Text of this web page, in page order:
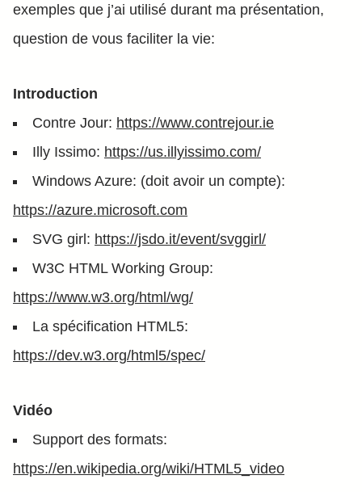
exemples que j’ai utilisé durant ma présentation,
question de vous faciliter la vie:
Introduction
Contre Jour: https://www.contrejour.ie
Illy Issimo: https://us.illyissimo.com/
Windows Azure: (doit avoir un compte):
https://azure.microsoft.com
SVG girl: https://jsdo.it/event/svggirl/
W3C HTML Working Group:
https://www.w3.org/html/wg/
La spécification HTML5:
https://dev.w3.org/html5/spec/
Vidéo
Support des formats:
https://en.wikipedia.org/wiki/HTML5_video